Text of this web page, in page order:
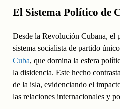
El Sistema Político de
Desde la Revolución Cubana, el
sistema socialista de partido
Cuba, que domina la esfera
la disidencia. Este hecho
de la isla, evidenciando el
las relaciones internacionales y